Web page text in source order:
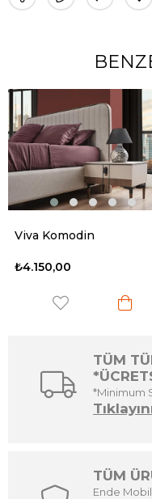
Nova Komodin
₺2.250,00
TÜM
*Minimum
TÜM
Ende